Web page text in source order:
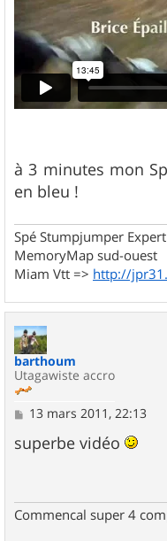
à 3 minutes mon
en bleu !
Spé Stumpjumper
MemoryMap sud-ouest
Miam Vtt => http://
barthoum
Utagawiste accro
M
s
s
13 mars 2011, 22:13
superbe vidéo
Commencal super 4